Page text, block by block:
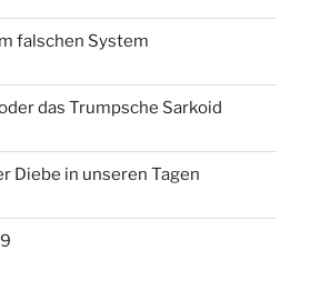
falschen System
das Trumpsche Sarkoid
Diebe in unseren Tagen